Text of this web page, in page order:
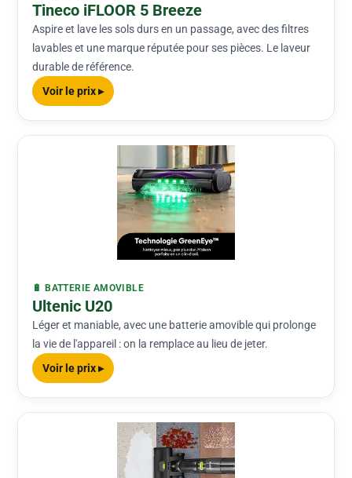
Tineco iFLOOR 5 Breeze
Aspire et lave les sols durs en un passage, avec des filtres
lavables et une marque réputée pour ses pièces. Le laveur
durable de référence.
Voir le prix ▸
🔋 BATTERIE AMOVIBLE
Ultenic U20
Léger et maniable, avec une batterie amovible qui prolonge
la vie de l'appareil : on la remplace au lieu de jeter.
Voir le prix ▸